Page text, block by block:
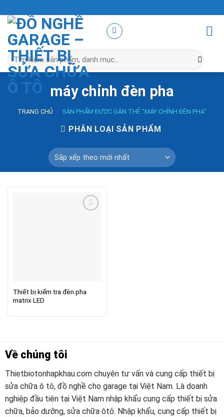
to
content
Tìm
kiếm:
máy chỉnh đèn pha
TRANG CHỦ / SẢN PHẨM ĐƯỢC GẮN THẺ “MÁY CHỈNH ĐÈN PHA”
PHÂN LOẠI SẢN PHẨM
Thiết bị kiểm tra đèn pha
matrix LED
Về chúng tôi
Thietbiotonhapkhau.com chuyên tư vấn và cung cấp thiết bị
sửa chữa ô tô, đồ nghề cho garage tại Việt Nam. Là doanh
nghiệp đầu tiên tại Việt Nam nhập khẩu cung cấp thiết bị sửa
chữa, bảo dưỡng, sửa chữa ôtô. Nhập khẩu, cung cấp thiết bị